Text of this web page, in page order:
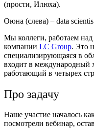
(прости, Илюха).
Оюна (слева) – data
Мы коллеги, работаем
компании LC Group. Это
специализирующаяся в
входит в международный
работающий в четырех
Про задачу
Наше участие началось
посмотрели вебинар,